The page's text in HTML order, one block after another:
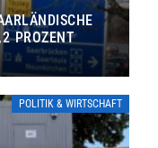
PROZENT
POLITIK & WIRTSCHAFT